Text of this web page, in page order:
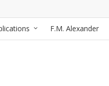
F.M. Alexander